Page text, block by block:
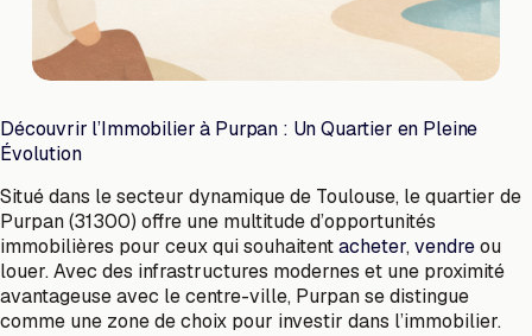
Découvrir l’Immobilier à Purpan : Un Quartier en Pleine
Évolution
Situé dans le secteur dynamique de Toulouse, le quartier de
Purpan (31300) offre une multitude d’opportunités
immobilières pour ceux qui souhaitentacheter,vendreou
louer. Avec des infrastructures modernes et une proximité
avantageuse avec le centre-ville, Purpan se distingue
comme une zone de choix pour investir dans l’immobilier.